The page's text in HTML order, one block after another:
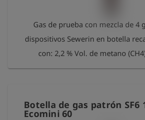
agradecimiento por su
del medio ambiente, recibirá un
de 100 mediciones para
Gas de prueba con mezcla de 4
dispositivos Sewerin en botella
con: 2,2 % Vol. de metano
monóxido de carbono (CO) 2 %
carbono (CO2) 17,5 % Vol. de
37 bar Contenido: aprox. 31,5
Botella de gas patrón SF6
Ecomini 60